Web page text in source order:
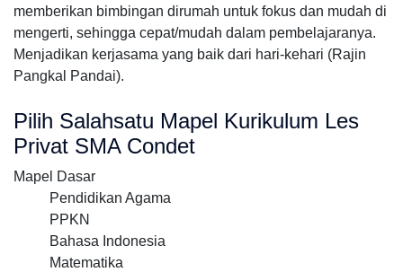
memberikan bimbingan dirumah untuk fokus dan mudah di
mengerti, sehingga cepat/mudah dalam pembelajaranya.
Menjadikan kerjasama yang baik dari hari-kehari (Rajin
Pangkal Pandai).
Pilih Salahsatu Mapel Kurikulum Les
Privat SMA Condet
Mapel Dasar
Pendidikan Agama
PPKN
Bahasa Indonesia
Matematika